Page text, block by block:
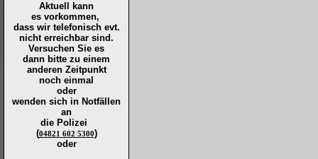
Aktuell kann
es vorkommen,
dass wir telefonisch evt.
nicht erreichbar sind.
Versuchen Sie es
dann bitte zu einem
anderen Zeitpunkt
noch einmal
oder
wenden sich in Notfällen
an
die Polizei
(04821 602 5300)
oder